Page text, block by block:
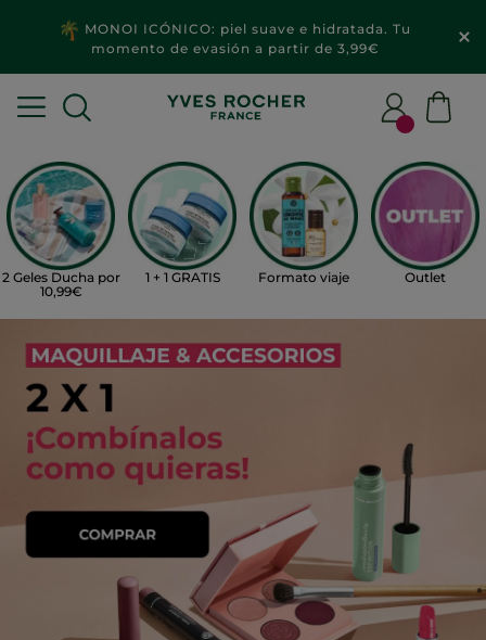
MONOI ICÓNICO: piel suave e hidratada. Tu
momento de evasión a partir de 3,99€
2 Geles Ducha por
10,99€
1 + 1 GRATIS Formato viaje Outlet